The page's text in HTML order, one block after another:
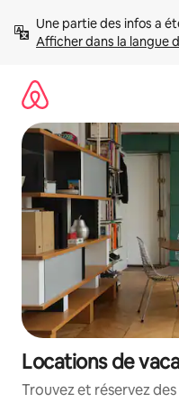
directement
Afficher dans la langue
Locations de
Trouvez et réservez